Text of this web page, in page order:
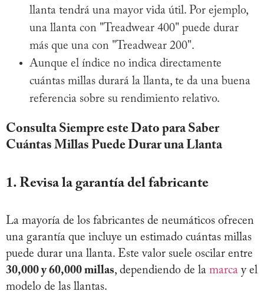
llanta tendrá una mayor vida útil. Por ejemplo,
una llanta con "Treadwear 400" puede durar
más que una con "Treadwear 200".
Aunque el índice no indica directamente
cuántas millas durará la llanta, te da una buena
referencia sobre su rendimiento relativo.
Consulta Siempre este Dato para Saber
Cuántas Millas Puede Durar una Llanta
1. Revisa la garantía del fabricante
La mayoría de los fabricantes de neumáticos ofrecen
una garantía que incluye un estimado cuántas millas
puede durar una llanta. Este valor suele oscilar entre
30,000 y 60,000 millas, dependiendo de la marca y el
modelo de las llantas.